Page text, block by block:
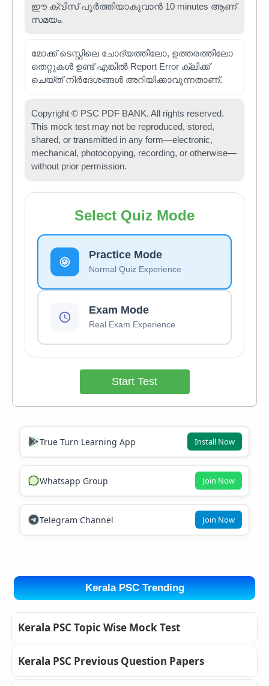
ഈ ക്വിസ് പൂർത്തിയാകുവാൻ 10 minutes ആണ്
സമയം.
മോക്ക് ടെസ്റ്റിലെ ചോദ്യത്തിലോ, ഉത്തരത്തിലോ
തെറ്റുകൾ ഉണ്ട് എങ്കിൽ Report Error ക്ലിക്ക്
ചെയ്ത് നിർദേശങ്ങൾ അറിയിക്കാവുന്നതാണ്.
Copyright © PSC PDF BANK. All rights reserved.
This mock test may not be reproduced, stored,
shared, or transmitted in any form—electronic,
mechanical, photocopying, recording, or otherwise—
without prior permission.
Select Quiz Mode
Practice Mode
Normal Quiz Experience
Exam Mode
Real Exam Experience
Start Test
True Turn Learning App Install Now
Whatsapp Group Join Now
Telegram Channel Join Now
Kerala PSC Trending
Kerala PSC Topic Wise Mock Test
Kerala PSC Previous Question Papers